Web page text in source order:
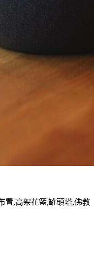
置,高架花籃,罐頭塔,佛教